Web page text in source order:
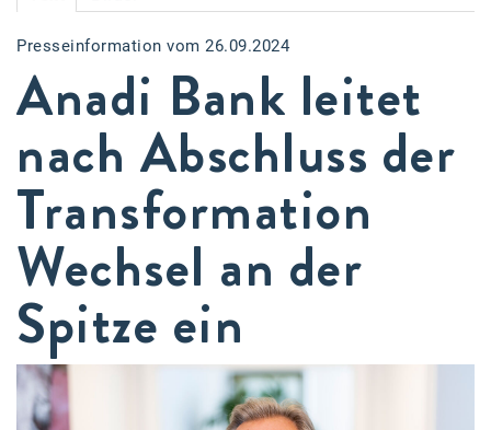
Accessiway
Accor
ALC
Arthur D. Little
Bake the Shape
BBDO Wien
bellaflora
Be.See.
BISON
Presseinformation vom 26.09.2024
Anadi Bank leitet
nach Abschluss der
Transformation
Wechsel an der
Spitze ein